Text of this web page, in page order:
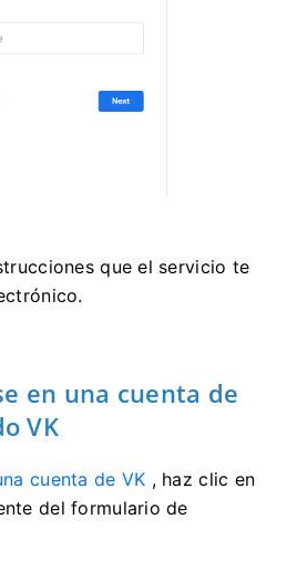
que el servicio te
en una cuenta de
VK
cuenta de VK , haz clic en
del formulario de